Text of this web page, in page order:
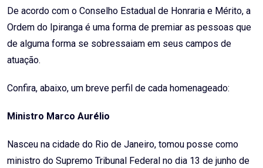
De acordo com o Conselho Estadual de Honraria e Mérito, a
Ordem do Ipiranga é uma forma de premiar as pessoas que
de alguma forma se sobressaiam em seus campos de
atuação.
Confira, abaixo, um breve perfil de cada homenageado:
Ministro Marco Aurélio
Nasceu na cidade do Rio de Janeiro, tomou posse como
ministro do Supremo Tribunal Federal no dia 13 de junho de